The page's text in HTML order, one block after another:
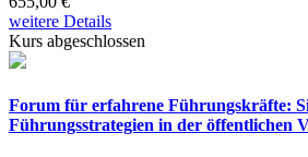
weitere Details
Kurs abgeschlossen
Forum für erfahrene Führungskräfte:
Führungsstrategien in der öffentlichen